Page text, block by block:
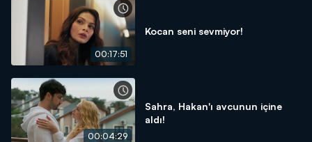
00:17:51
Kocan seni sevmiyor!
00:04:29
Sahra, Hakan'ı avcunun içine
aldı!